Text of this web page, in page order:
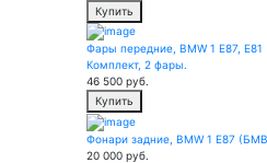
Купить
Фары передние, BMW 1 E87,
Комплект, 2 фары.
46 500 руб.
Купить
Фонари задние, BMW 1 E87
20 000 руб.